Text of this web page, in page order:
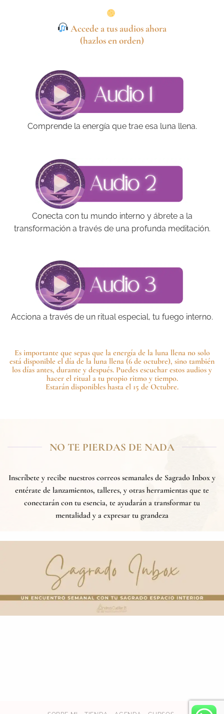
Accede a tus audios ahora
(hazlos en orden)
Comprende la energía que trae esa luna llena.
Conecta con tu mundo interno y ábrete a la
transformación a través de una profunda meditación.
⁠Acciona a través de un ritual especial, tu fuego interno.
Es importante que sepas que la energía de la luna llena no solo
está disponible el día de la luna llena (6 de octubre), sino también
los días antes, durante y después. Puedes escuchar estos audios y
hacer el ritual a tu propio ritmo y tiempo.
Estarán disponibles hasta el 15 de Octubre.
NO TE PIERDAS DE NADA
Inscríbete y recibe nuestros correos semanales de Sagrado Inbox y
entérate de lanzamientos, talleres, y otras herramientas que te
conectarán con tu esencia, te ayudarán a transformar tu
mentalidad y a expresar tu grandeza